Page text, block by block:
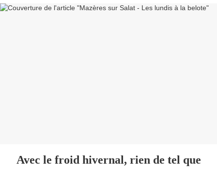
Avec le froid hivernal, rien de tel que